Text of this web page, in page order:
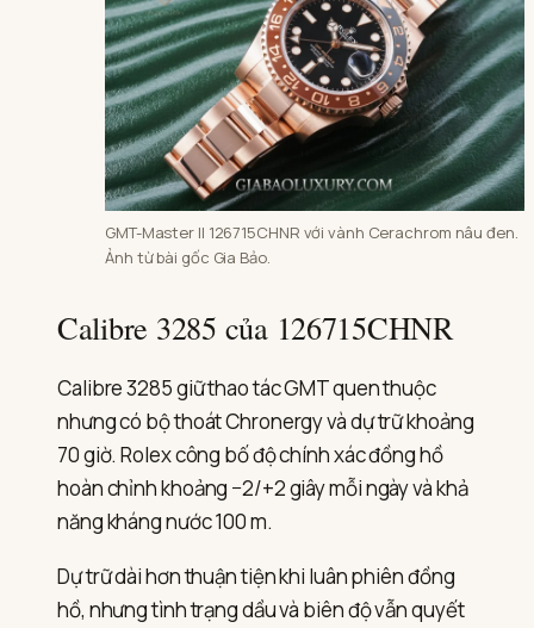
GMT-Master II 126715CHNR với vành Cerachrom nâu đen.
Ảnh từ bài gốc Gia Bảo.
Calibre 3285 của 126715CHNR
Calibre 3285 giữ thao tác GMT quen thuộc
nhưng có bộ thoát Chronergy và dự trữ khoảng
70 giờ. Rolex công bố độ chính xác đồng hồ
hoàn chỉnh khoảng −2/+2 giây mỗi ngày và khả
năng kháng nước 100 m.
Dự trữ dài hơn thuận tiện khi luân phiên đồng
hồ, nhưng tình trạng dầu và biên độ vẫn quyết